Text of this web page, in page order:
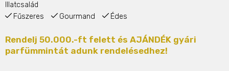
Illatcsalád
Fűszeres Gourmand Édes
Rendelj 50.000.-ft felett és AJÁNDÉK gyári
parfümmintát adunk rendelésedhez!